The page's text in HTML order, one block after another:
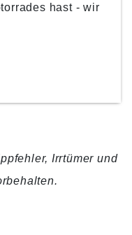
hast - wir
Irrtümer und